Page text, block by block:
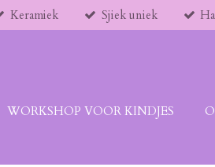
Keramiek Sjiek uniek
WORKSHOP VOOR KINDJES